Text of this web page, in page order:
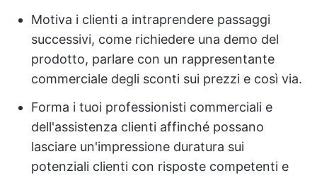
Motiva i clienti a intraprendere passaggi
successivi, come richiedere una demo del
prodotto, parlare con un rappresentante
commerciale degli sconti sui prezzi e così via.
Forma i tuoi professionisti commerciali e
dell'assistenza clienti affinché possano
lasciare un'impressione duratura sui
potenziali clienti con risposte competenti e